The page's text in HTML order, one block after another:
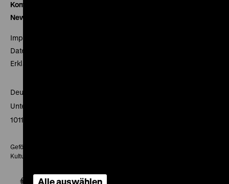
Kontakt
Newsletter
Impressum
Datenschutz
Erklärung digitale Barrierefreiheit
Deutsches Historisches Museum
Unter den Linden 2
10117 Berlin
Gefördert mit Mitteln des Beauftragten der Bundesregierung für
Kultur und Medien
Alle auswählen